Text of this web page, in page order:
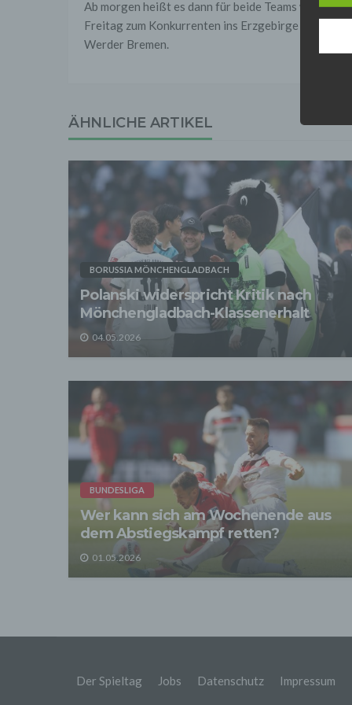
Ab morgen heißt es dann für beide Teams wieder
Freitag zum Konkurrenten ins Erzgebirge reisen.
Werder Bremen.
ÄHNLICHE ARTIKEL
BORUSSIA MÖNCHENGLADBACH
Polanski widerspricht Kritik nach
Mönchengladbach-Klassenerhalt
04.05.2026
BUNDESLIGA
Wer kann sich am Wochenende aus
dem Abstiegskampf retten?
01.05.2026
Der Spieltag Jobs Datenschutz Impressum
Wir
"Dritt-
3.
Die
- Die
-
Bei
4.
Wir